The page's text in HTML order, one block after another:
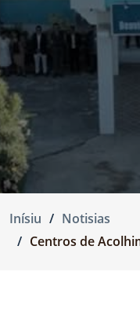
Inísiu
Notisias
Centros de